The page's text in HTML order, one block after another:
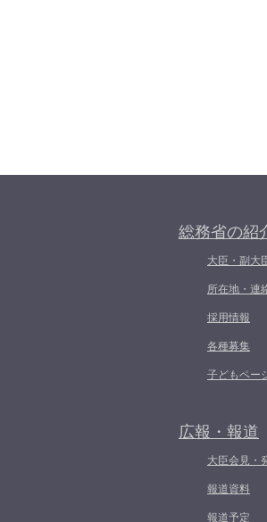
総務省の紹
大臣・副大
所在地・連
採用情報
各種募集
子どもペー
広報・報道
大臣会見・
報道資料
報道予定